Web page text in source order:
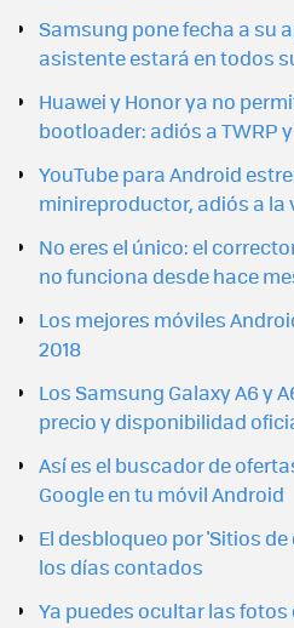
Samsung pone fecha a su
asistente estará en todos
Huawei y Honor ya no
bootloader: adiós a TWRP
YouTube para Android
minireproductor, adiós a
No eres el único: el
no funciona desde hace
Los mejores móviles
2018
Los Samsung Galaxy A6 y
precio y disponibilidad
Así es el buscador de
Google en tu móvil Android
El desbloqueo por 'Sitios
los días contados
Ya puedes ocultar las fotos